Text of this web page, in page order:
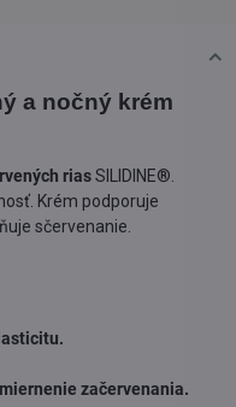
a nočný krém
riasSILIDINE®.
Krém podporuje
sčervenanie.
začervenania.